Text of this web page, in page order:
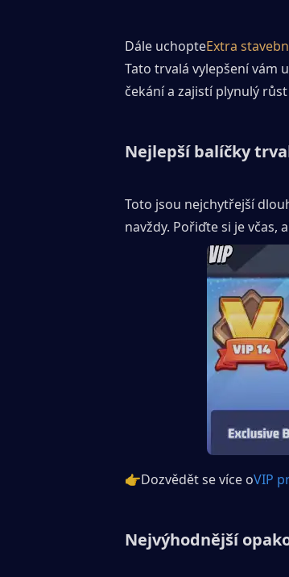
Dále uchopteExtra
Tato trvalá vylepšení vám
čekání a zajistí plynulý
Nejlepší balíčky
Toto jsou nejchytřejší
navždy. Pořiďte si je včas,
👉Dozvědět se více oVIP
Nejvýhodnější